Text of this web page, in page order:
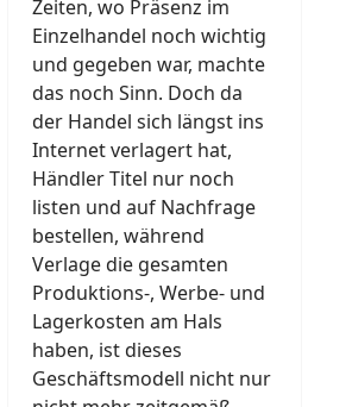
Zeiten, wo Präsenz im
Einzelhandel noch wichtig
und gegeben war, machte
das noch Sinn. Doch da
der Handel sich längst ins
Internet verlagert hat,
Händler Titel nur noch
listen und auf Nachfrage
bestellen, während
Verlage die gesamten
Produktions-, Werbe- und
Lagerkosten am Hals
haben, ist dieses
Geschäftsmodell nicht nur